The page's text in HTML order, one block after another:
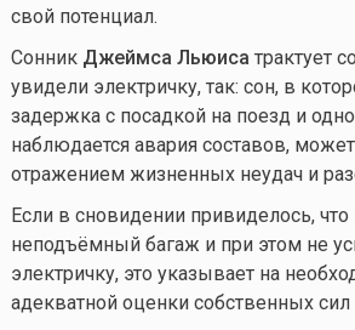
свой потенциал.
Сонник Джеймса Льюиса трактует
увидели электричку, так: сон, в
задержка с посадкой на поезд и
наблюдается авария составов,
отражением жизненных неудач и
Если в сновидении привиделось,
неподъёмный багаж и при этом не
электричку, это указывает на
адекватной оценки собственных сил